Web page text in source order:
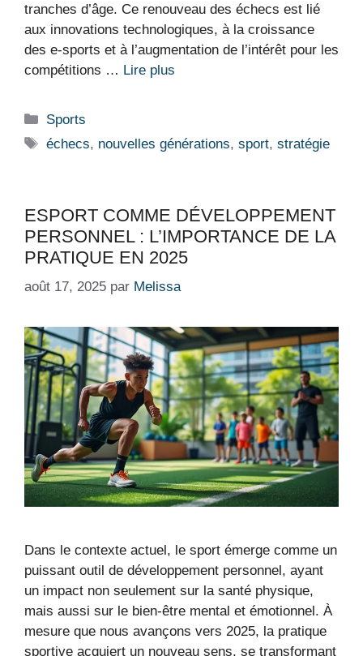
tranches d’âge. Ce renouveau des échecs est lié
aux innovations technologiques, à la croissance
des e-sports et à l’augmentation de l’intérêt pour les
compétitions … Lire plus
Catégories
Sports
Étiquettes
échecs, nouvelles générations,sport,stratégie
ESPORT COMME DÉVELOPPEMENT
PERSONNEL : L’IMPORTANCE DE LA
PRATIQUE EN 2025
août 17, 2025 par Melissa
Dans le contexte actuel, le sport émerge comme un
puissant outil de développement personnel, ayant
un impact non seulement sur la santé physique,
mais aussi sur le bien-être mental et émotionnel. À
mesure que nous avançons vers 2025, la pratique
sportive acquiert un nouveau sens, se transformant